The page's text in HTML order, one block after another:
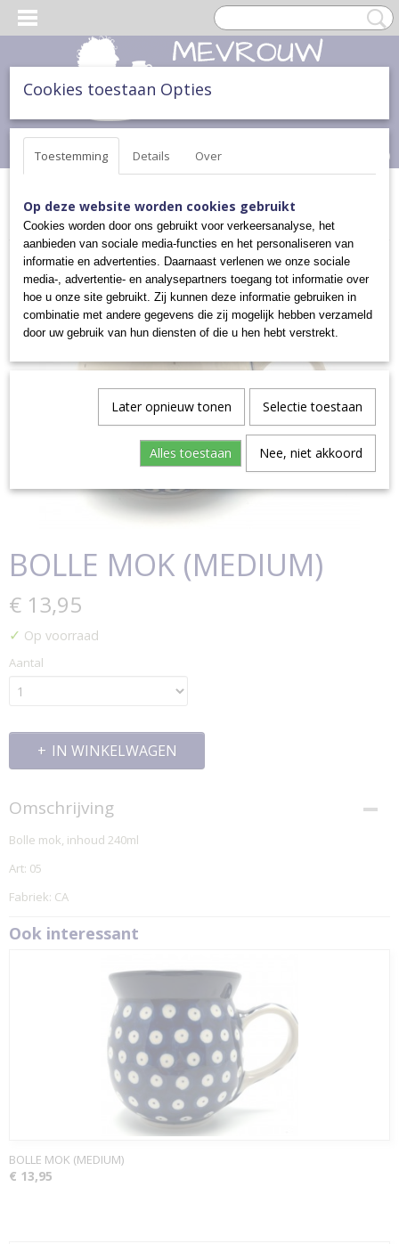
Inloggen Registreren
(0)
Home >THEE & TAART>KOPPEN EN MOKKEN>
(M)>BOLLE MOK (MEDIUM)
BOLLE MOK (MEDIUM)
€ 13,95
✓ Op voorraad
Aantal
IN WINKELWAGEN
Omschrijving
Bolle mok, inhoud 240ml
Art: 05
Fabriek: CA
Ook interessant
BOLLE MOK (MEDIUM)
€ 13,95
Cookies toestaan Opties
Toestemming Details Over
Op deze website worden cookies gebruikt
Cookies worden door ons gebruikt voor verkeersanalyse, het
aanbieden van sociale media-functies en het personaliseren van
informatie en advertenties. Daarnaast verlenen we onze sociale
media-, advertentie- en analysepartners toegang tot informatie over
hoe u onze site gebruikt. Zij kunnen deze informatie gebruiken in
combinatie met andere gegevens die zij mogelijk hebben verzameld
door uw gebruik van hun diensten of die u hen hebt verstrekt.
Later opnieuw tonen Selectie toestaan
Alles toestaan Nee, niet akkoord